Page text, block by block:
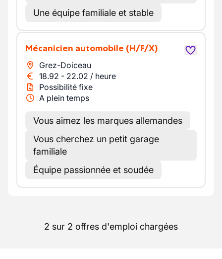
Une équipe familiale et stable
Mécanicien automobile (H/F/X)
Grez-Doiceau
18.92 - 22.02 / heure
Possibilité fixe
A plein temps
Vous aimez les marques allemandes
Vous cherchez un petit garage
familiale
Équipe passionnée et soudée
2 sur 2 offres d'emploi chargées